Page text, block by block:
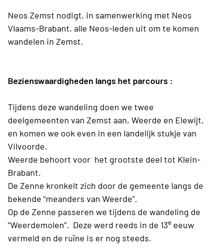
Neos Zemst nodigt, in samenwerking met Neos
Vlaams-Brabant, alle Neos-leden uit om te komen
wandelen in Zemst.
Bezienswaardigheden langs het parcours :
Tijdens deze wandeling doen we twee
deelgemeenten van Zemst aan, Weerde en Elewijt,
en komen we ook even in een landelijk stukje van
Vilvoorde.
Weerde behoort voor het grootste deel tot Klein-
Brabant.
De Zenne kronkelt zich door de gemeente langs de
bekende “meanders van Weerde”.
Op de Zenne passeren we tijdens de wandeling de
“Weerdemolen”. Deze werd reeds in de 13e eeuw
vermeld en de ruïne is er nog steeds.